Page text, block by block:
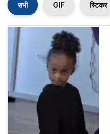
सभी GIF स्टिकर